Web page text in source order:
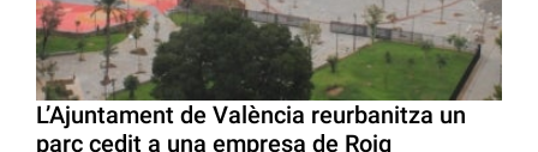
L’Ajuntament de València reurbanitza un
parc cedit a una empresa de Roig